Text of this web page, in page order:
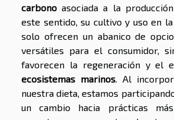
carbono asociada a la
este sentido, su cultivo y uso en
solo ofrecen un abanico de
versátiles para el consumidor,
favorecen la regeneración y el
ecosistemas marinos. Al
nuestra dieta, estamos
un cambio hacia prácticas